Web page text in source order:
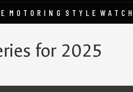
MOTORING STYLE
for 2025